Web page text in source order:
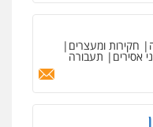
חקירות ומעצרים
אסירים תעבורה